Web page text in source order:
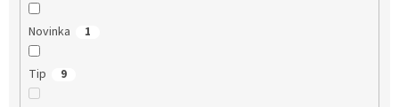
Novinka 1
Tip 9